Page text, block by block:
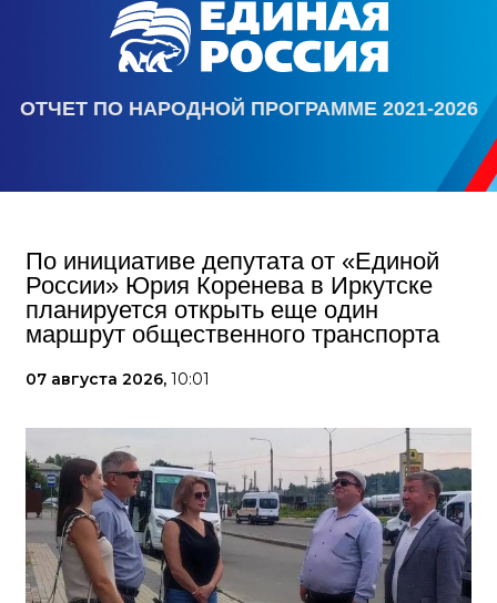
ОТЧЕТ ПО НАРОДНОЙ ПРОГРАММЕ 2021-2026
По инициативе депутата от «Единой
России» Юрия Коренева в Иркутске
планируется открыть еще один
маршрут общественного транспорта
07 августа 2026, 10:01